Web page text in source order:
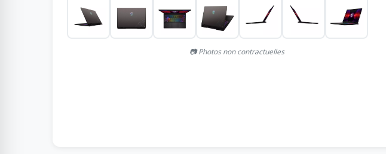
📷 Photos non contractuelles